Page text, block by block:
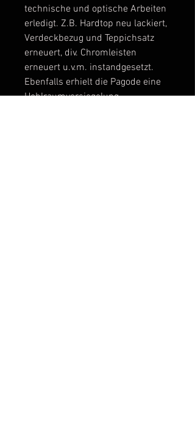
technische und optische Arbeiten
erledigt. Z.B. Hardtop neu lackiert,
Verdeckbezug und Teppichsatz
erneuert, div. Chromleisten
erneuert u.v.m. instandgesetzt.
Ebenfalls erhielt die Pagode eine
Hohlraumversiegelung.